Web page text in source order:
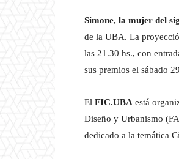
Simone, la mujer del
de la UBA. La
las 21.30 hs., con
sus premios el sábado
El FIC.UBA está
Diseño y Urbanismo
dedicado a la temática